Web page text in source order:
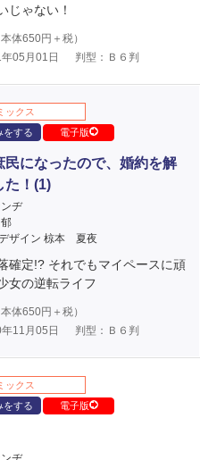
じゃない！
体650円＋税）
05月01日
判型：Ｂ６判
ックス
をする
電子版
民になったので、婚約を解
た！(1)
ヂ
ザイン 椋本 夏夜
確定!? それでもマイペースに頑
女の逆転ライフ
体650円＋税）
11月05日
判型：Ｂ６判
ックス
をする
電子版